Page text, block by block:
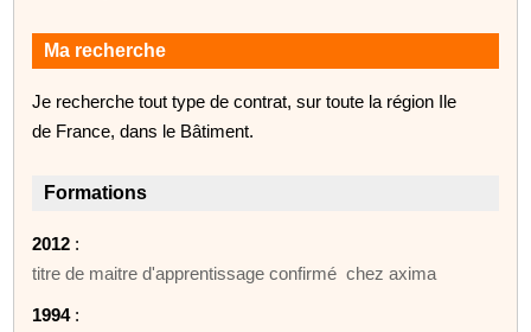
Ma recherche
Je recherche tout type de contrat, sur toute la région Ile
de France, dans le Bâtiment.
Formations
2012 :
titre de maitre d'apprentissage confirmé chez axima
1994: